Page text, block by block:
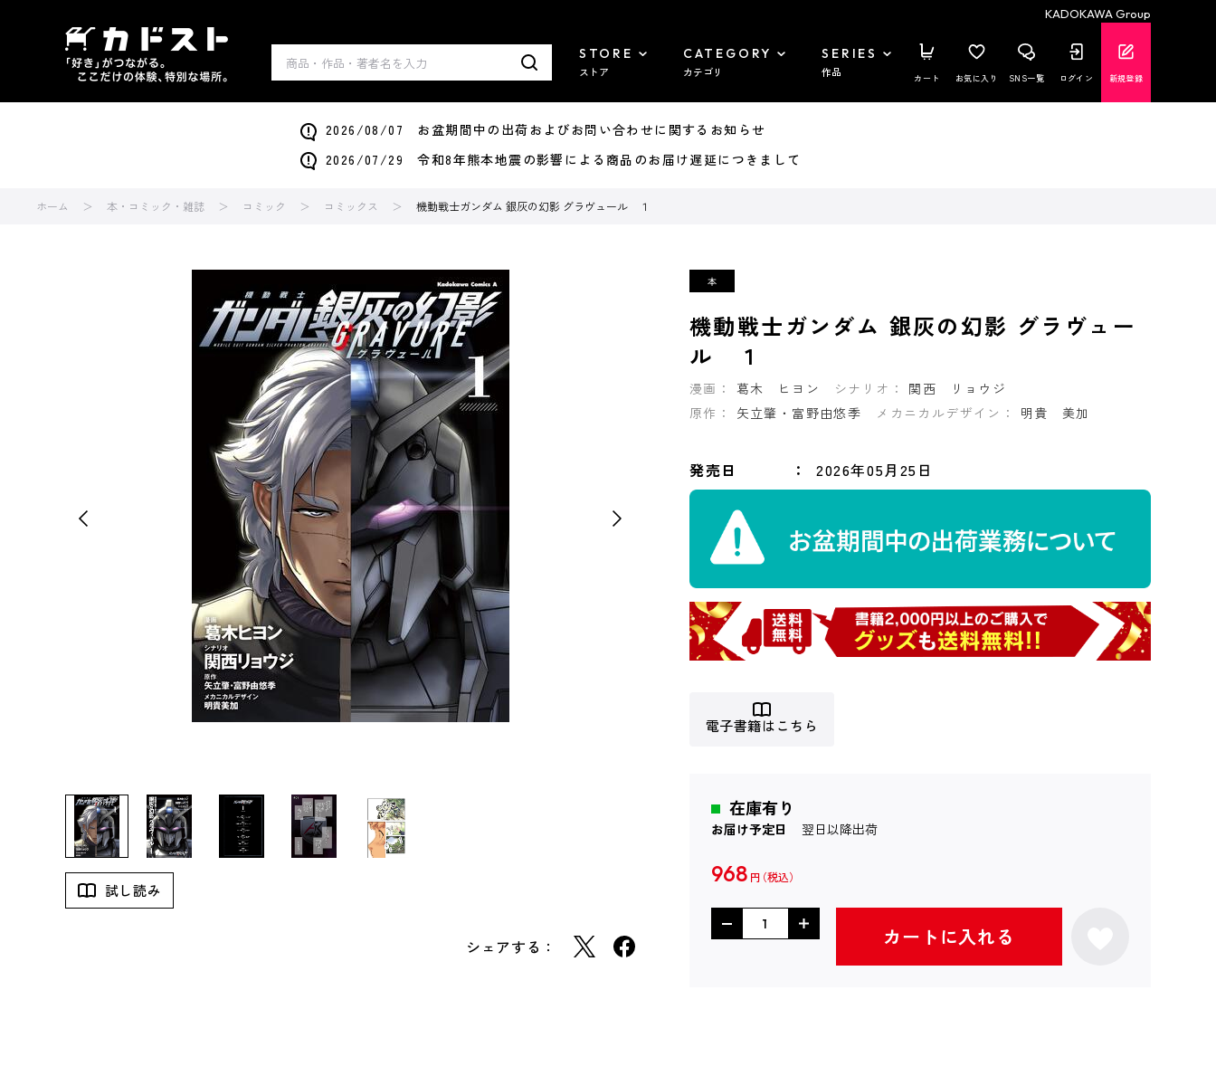
KADOKAWA Group
STORE
ストア
CATEGORY
カテゴリ
SERIES
作品 カート お気に入り SNS一覧 ログイン 新規登録
2026/08/07 お盆期間中の出荷およびお問い合わせに関するお知らせ
2026/07/29 令和8年熊本地震の影響による商品のお届け遅延につきまして
ホーム 本・コミック・雑誌 コミック コミックス 機動戦士ガンダム 銀灰の幻影 グラヴュール １
試し読み
シェアする：
機動戦士ガンダム 銀灰の幻影 グラヴュー
ル １
漫画： 葛木 ヒヨン シナリオ：
関西 リョウジ
原作：
矢立肇・富野由悠季 メカニカルデザイン： 明貴 美加
発売日 2026年05月25日
電子書籍はこちら
在庫有り
お届け予定日 翌日以降出荷
968 円
カートに入れる